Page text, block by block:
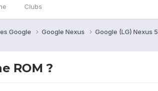
Clubs
Google Google Nexus Google (LG) Nexus 5
ROM ?